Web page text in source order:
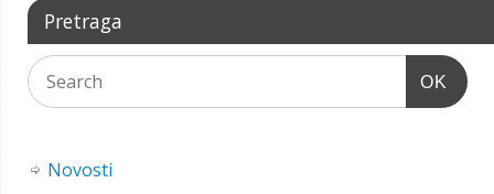
Pretraga
OK
Novosti